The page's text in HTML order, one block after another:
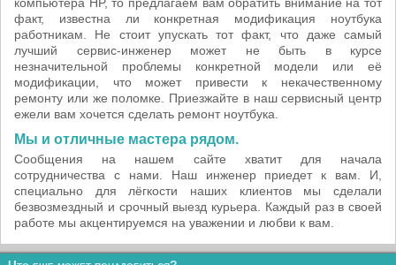
факт, известна ли конкретная модификация ноутбука
работникам. Не стоит упускать тот факт, что даже самый
лучший сервис-инженер может не быть в курсе
незначительной проблемы конкретной модели или её
модификации, что может привести к некачественному
ремонту или же поломке. Приезжайте в наш сервисный центр
ежели вам хочется сделать ремонт ноутбука.
Мы и отличные мастера рядом.
Сообщения на нашем сайте хватит для начала
сотрудничества с нами. Наш инженер приедет к вам. И,
специально для лёгкости наших клиентов мы сделали
безвозмездный и срочный выезд курьера. Каждый раз в своей
работе мы акцентируемся на уважении и любви к вам.